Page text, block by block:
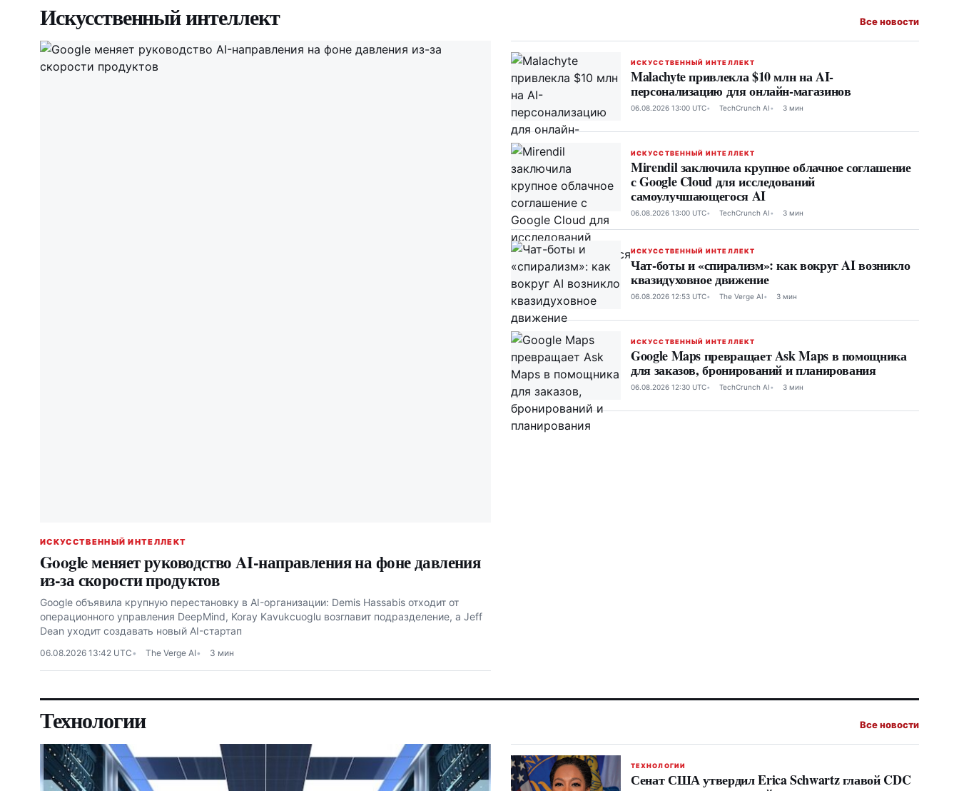
Искусственный интеллект Все новости
ИСКУССТВЕННЫЙ ИНТЕЛЛЕКТ
Google меняет руководство AI-направления на фоне давления
из-за скорости продуктов
Google объявила крупную перестановку в AI-организации: Demis Hassabis отходит от
операционного управления DeepMind, Koray Kavukcuoglu возглавит подразделение, а Jeff
Dean уходит создавать новый AI-стартап
06.08.2026 13:42 UTC The Verge AI 3 мин
ИСКУССТВЕННЫЙ ИНТЕЛЛЕКТ
Malachyte привлекла $10 млн на AI-
персонализацию для онлайн-магазинов
06.08.2026 13:00 UTC TechCrunch AI 3 мин
ИСКУССТВЕННЫЙ ИНТЕЛЛЕКТ
Mirendil заключила крупное облачное соглашение
с Google Cloud для исследований
самоулучшающегося AI
06.08.2026 13:00 UTC TechCrunch AI 3 мин
ИСКУССТВЕННЫЙ ИНТЕЛЛЕКТ
Чат-боты и «спирализм»: как вокруг AI возникло
квазидуховное движение
06.08.2026 12:53 UTC The Verge AI 3 мин
ИСКУССТВЕННЫЙ ИНТЕЛЛЕКТ
Google Maps превращает Ask Maps в помощника
для заказов, бронирований и планирования
06.08.2026 12:30 UTC TechCrunch AI 3 мин
Технологии Все новости
ТЕХНОЛОГИИ
Сенат США утвердил Erica Schwartz главой CDC